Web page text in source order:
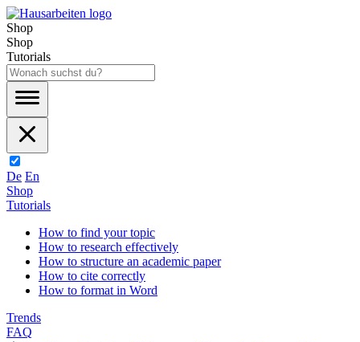
Shop
Shop
Tutorials
De En
Shop
Tutorials
How to find your topic
How to research effectively
How to structure an academic paper
How to cite correctly
How to format in Word
Trends
FAQ